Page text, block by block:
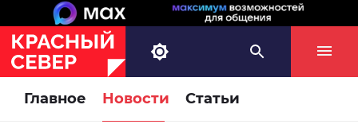
Главное Новости Статьи